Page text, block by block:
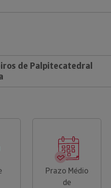
de Palpitecatedral
Prazo Médio
de